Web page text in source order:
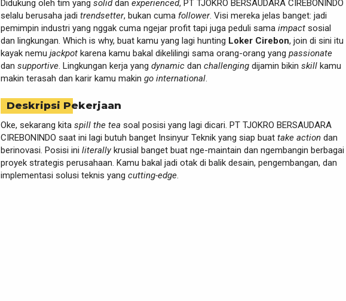
Didukung oleh tim yang soliddan experienced, PT TJOKRO BERSAUDARA CIREBONINDO
selalu berusaha jadi trendsetter, bukan cuma follower. Visi mereka jelas banget: jadi
pemimpin industri yang nggak cuma ngejar profit tapi juga peduli sama impact sosial
dan lingkungan. Which is why, buat kamu yang lagi hunting Loker Cirebon, join di sini itu
kayak nemu jackpot karena kamu bakal dikelilingi sama orang-orang yang passionate
dan supportive . Lingkungan kerja yang dynamic dan challenging dijamin bikin skill kamu
makin terasah dan karir kamu makin go international
Deskripsi Pekerjaan
Oke, sekarang kita spill the tea soal posisi yang lagi dicari. PT TJOKRO BERSAUDARA
CIREBONINDO saat ini lagi butuh banget Insinyur Teknik yang siap buat take action dan
berinovasi. Posisi ini literallykrusial banget buat nge-maintain dan ngembangin berbagai
proyek strategis perusahaan. Kamu bakal jadi otak di balik desain, pengembangan, dan
implementasi solusi teknis yang cutting-edge.